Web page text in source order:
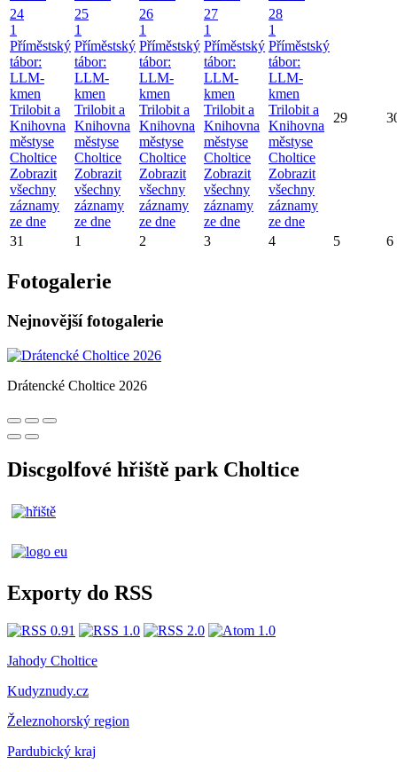
24
1
Příměstský
tábor:
LLM-
kmen
Trilobit a
Knihovna
městyse
Choltice
Zobrazit
všechny
záznamy
ze dne
25
1
Příměstský
tábor:
LLM-
kmen
Trilobit a
Knihovna
městyse
Choltice
Zobrazit
všechny
záznamy
ze dne
26
1
Příměstský
tábor:
LLM-
kmen
Trilobit a
Knihovna
městyse
Choltice
Zobrazit
všechny
záznamy
ze dne
27
1
Příměstský
tábor:
LLM-
kmen
Trilobit a
Knihovna
městyse
Choltice
Zobrazit
všechny
záznamy
ze dne
28
1
Příměstský
tábor:
LLM-
kmen
Trilobit a
Knihovna
městyse
Choltice
Zobrazit
všechny
záznamy
ze dne
29
31 1 2 3 4 5 6
Fotogalerie
Nejnovější fotogalerie
Drátencké Choltice 2026
Discgolfové hřiště park Choltice
Exporty do RSS
Jahody Choltice
Kudyznudy.cz
Železnohorský region
Pardubický kraj